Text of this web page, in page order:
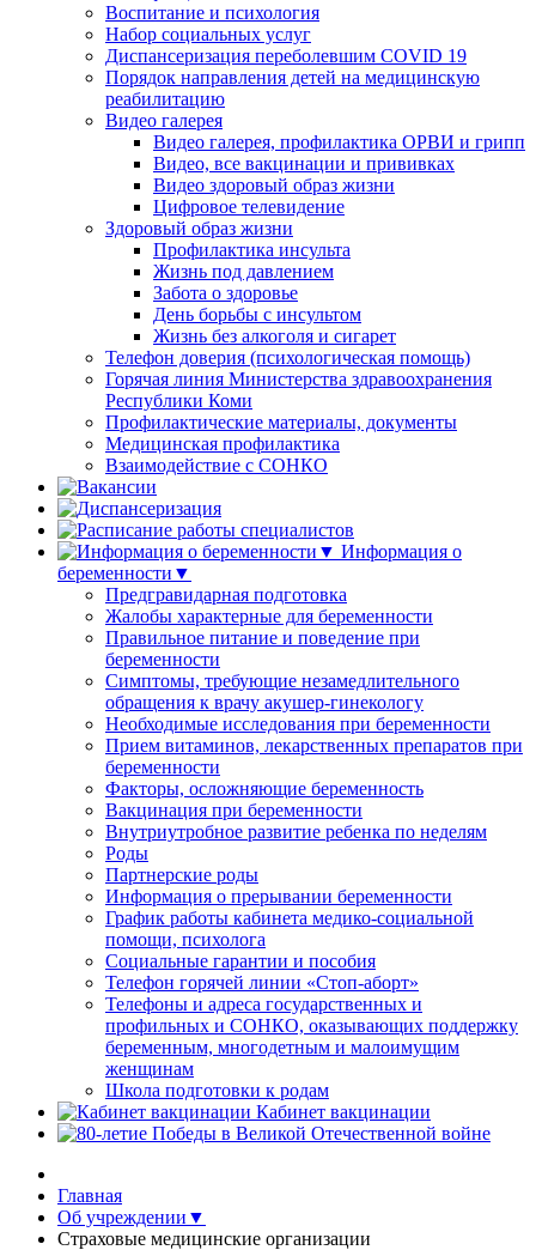
Воспитание и психология
Набор социальных услуг
Диспансеризация переболевшим COVID 19
Порядок направления детей на медицинскую
реабилитацию
Видео галерея
Видео галерея, профилактика ОРВИ и грипп
Видео, все вакцинации и прививках
Видео здоровый образ жизни
Цифровое телевидение
Здоровый образ жизни
Профилактика инсульта
Жизнь под давлением
Забота о здоровье
День борьбы с инсультом
Жизнь без алкоголя и сигарет
Телефон доверия (психологическая помощь)
Горячая линия Министерства здравоохранения
Республики Коми
Профилактические материалы, документы
Медицинская профилактика
Взаимодействие с СОНКО
Информация о
беременности▼
Предгравидарная подготовка
Жалобы характерные для беременности
Правильное питание и поведение при
беременности
Симптомы, требующие незамедлительного
обращения к врачу акушер-гинекологу
Необходимые исследования при беременности
Прием витаминов, лекарственных препаратов при
беременности
Факторы, осложняющие беременность
Вакцинация при беременности
Внутриутробное развитие ребенка по неделям
Роды
Партнерские роды
Информация о прерывании беременности
График работы кабинета медико-социальной
помощи, психолога
Социальные гарантии и пособия
Телефон горячей линии «Стоп-аборт»
Телефоны и адреса государственных и
профильных и СОНКО, оказывающих поддержку
беременным, многодетным и малоимущим
женщинам
Школа подготовки к родам
Кабинет вакцинации
Главная
Об учреждении▼
Страховые медицинские организации